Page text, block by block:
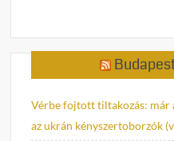
Vérbe fojtott tiltakozás: már
az ukrán kényszertoborzók